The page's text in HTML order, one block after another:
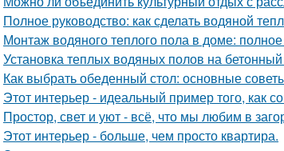
Полное руководство: как сделать водяной
Монтаж водяного теплого пола в доме:
Установка теплых водяных полов на
Как выбрать обеденный стол: основные
Этот интерьер - идеальный пример того,
Простор, свет и уют - всё, что мы любим в
Этот интерьер - больше, чем просто квартира.